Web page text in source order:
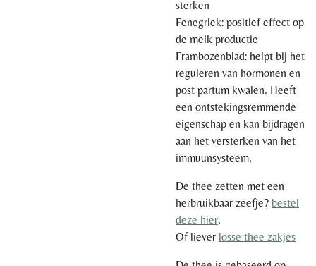
sterken
Fenegriek: positief effect op
de melk productie
Frambozenblad: helpt bij het
reguleren van hormonen en
post partum kwalen. Heeft
een ontstekingsremmende
eigenschap en kan bijdragen
aan het versterken van het
immuunsysteem.
De thee zetten met een
herbruikbaar zeefje? bestel
deze hier.
Of liever losse thee zakjes